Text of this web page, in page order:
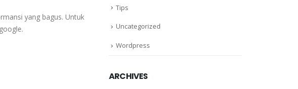
yang bagus. Untuk
Tips
Uncategorized
Wordpress
ARCHIVES